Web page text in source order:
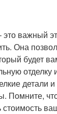
это важный
Она
будет
детали и
Помните,
стоимость